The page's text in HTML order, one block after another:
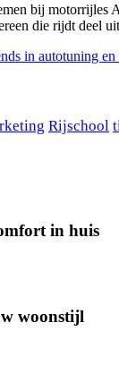
bij motorrijles
die rijdt deel
in autotuning en
Rijschool
in huis
woonstijl